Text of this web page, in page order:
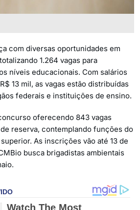
com diversas oportunidades em
1.264 vagas para
níveis educacionais. Com salários
13 mil, as vagas estão distribuídas
federais e instituições de ensino.
oferecendo 843 vagas
reserva, contemplando funções do
As inscrições vão até 13 de
busca brigadistas ambientais